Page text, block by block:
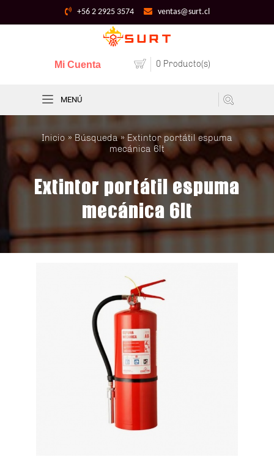
+56 2 2925 3574 ventas@surt.cl
0 Producto(s)
Mi Cuenta
MENÚ
Inicio »Búsqueda» Extintor portátil espuma
mecánica 6lt
Extintor portátil espuma
mecánica 6lt